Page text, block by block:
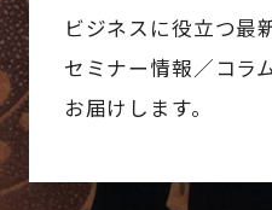
ビジネスに役立つ最
セミナー情報／コラ
お届けします。